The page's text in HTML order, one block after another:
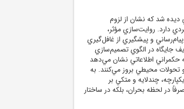
ديده شد که نشان از لزوم
دارد. روايت‌سازي مؤثر،
و پيشگيري از غافل‌گيري
جايگاه در الگوي تصميم‌سازي
حکمراني اطلاعاتي نشان مي‌دهد
تحولات محيطي بروز مي‌کنند. به
چندلايه و متکي بر
در لحظه بحران، بلکه در ساختار